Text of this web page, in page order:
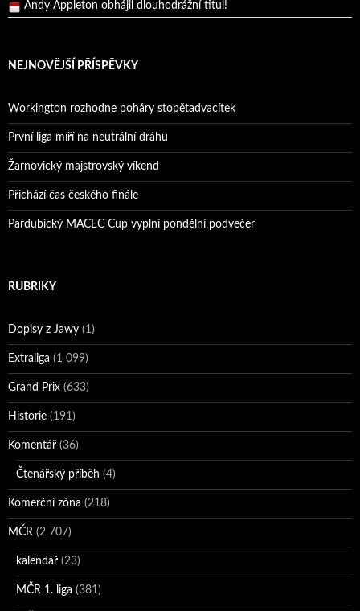
Reprezentační dvojice brala český titul!
NEJNOVĚJŠÍ PŘÍSPĚVKY
Workington rozhodne poháry stopětadvacítek
První liga míří na neutrální dráhu
Žarnovický majstrovský víkend
Přichází čas českého finále
Pardubický MACEC Cup vyplní pondělní podvečer
RUBRIKY
Dopisy z Jawy (1)
Extraliga (1 099)
Grand Prix (633)
Historie (191)
Komentář (36)
Čtenářský příběh (4)
Komerční zóna (218)
MČR (2 707)
kalendář (23)
MČR 1. liga (381)